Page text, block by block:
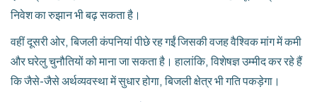
निवेश का रुझान भी बढ़ सकता है।
वहीं दूसरी ओर, बिजली कंपनियां पीछे रह गईं जिसकी वजह वैश्विक मांग में कमी
और घरेलु चुनौतियों को माना जा सकता है। हालांकि, विशेषज्ञ उम्मीद कर रहे हैं
कि जैसे-जैसे अर्थव्यवस्था में सुधार होगा, बिजली क्षेत्र भी गति पकड़ेगा।